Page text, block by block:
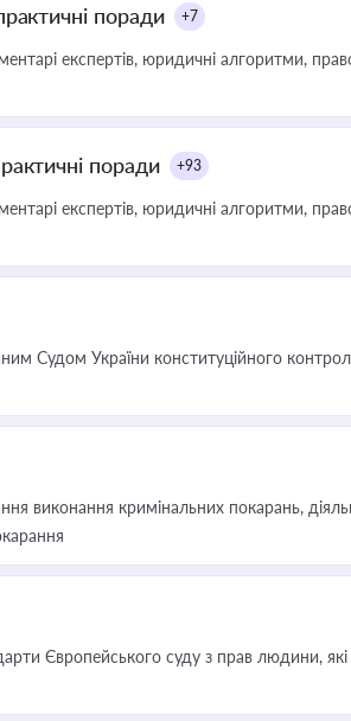
поради +7
експертів, юридичні алгоритми,
поради +93
експертів, юридичні алгоритми,
Судом України конституційного
виконання кримінальних покарань,
Європейського суду з прав людини,